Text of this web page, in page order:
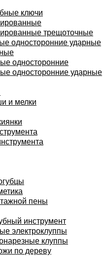
ключи
трещоточные
односторонние ударные
односторонние
односторонние ударные
и мелки
пены
инструмент
электроклуппы
клуппы
по дереву